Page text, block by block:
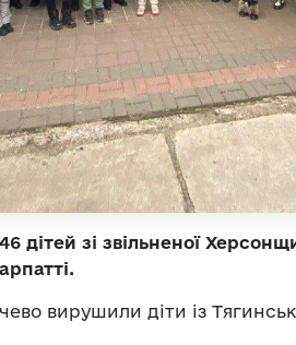
дітей зі звільненої
вирушили діти із